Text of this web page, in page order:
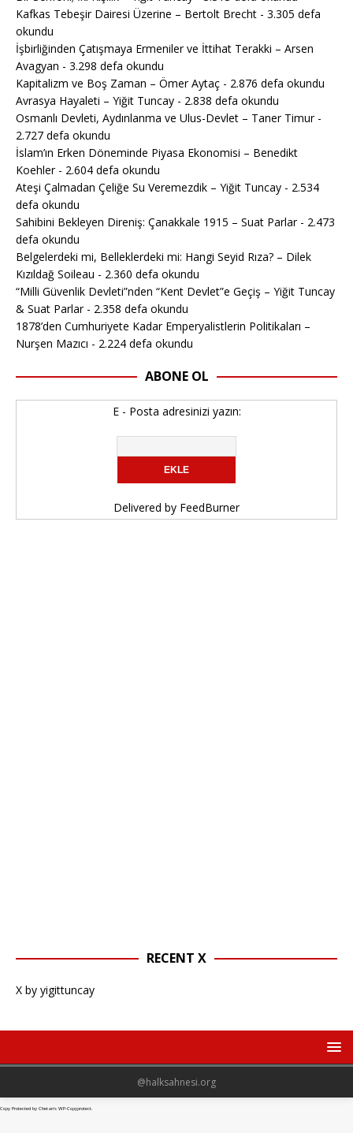
Kafkas Tebeşir Dairesi Üzerine – Bertolt Brecht - 3.305 defa
okundu
İşbirliğinden Çatışmaya Ermeniler ve İttihat Terakki – Arsen
Avagyan - 3.298 defa okundu
Kapitalizm ve Boş Zaman – Ömer Aytaç - 2.876 defa okundu
Avrasya Hayaleti – Yiğit Tuncay - 2.838 defa okundu
Osmanlı Devleti, Aydınlanma ve Ulus-Devlet – Taner Timur-
2.727 defa okundu
İslam’ın Erken Döneminde Piyasa Ekonomisi – Benedikt
Koehler- 2.604 defa okundu
Ateşi Çalmadan Çeliğe Su Veremezdik – Yiğit Tuncay - 2.534
defa okundu
Sahibini Bekleyen Direniş: Çanakkale 1915 – Suat Parlar- 2.473
defa okundu
Belgelerdeki mi, Belleklerdeki mi: Hangi Seyid Rıza? – Dilek
Kızıldağ Soileau - 2.360 defa okundu
“Milli Güvenlik Devleti”nden “Kent Devlet”e Geçiş – Yiğit Tuncay
& Suat Parlar- 2.358 defa okundu
1878’den Cumhuriyete Kadar Emperyalistlerin Politikaları –
Nurşen Mazıcı - 2.224 defa okundu
ABONE OL
E - Posta adresinizi yazın:
Delivered by FeedBurner
RECENT X
X by yigittuncay
@halksahnesi.org
Copy Protected by Chetan's WP-Copyprotect.